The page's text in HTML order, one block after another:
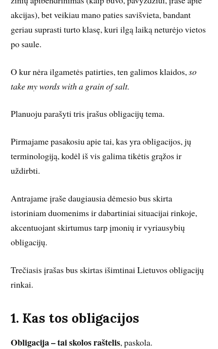
akcijas), bet veikiau mano paties savišvieta, bandant
geriau suprasti turto klasę, kuri ilgą laiką neturėjo vietos
po saule.
O kur nėra ilgametės patirties, ten galimos klaidos,so
take my words with a grain of salt.
Planuoju parašyti tris įrašus obligacijų tema.
Pirmajame pasakosiu apie tai, kas yra obligacijos, jų
terminologiją, kodėl iš vis galima tikėtis grąžos ir
uždirbti.
Antrajame įraše daugiausia dėmesio bus skirta
istoriniam duomenims ir dabartiniai situacijai rinkoje,
akcentuojant skirtumus tarp įmonių ir vyriausybių
obligacijų.
Trečiasis įrašas bus skirtas išimtinai Lietuvos obligacijų
rinkai.
1. Kas tos obligacijos
Obligacija – tai skolos raštelis, paskola.